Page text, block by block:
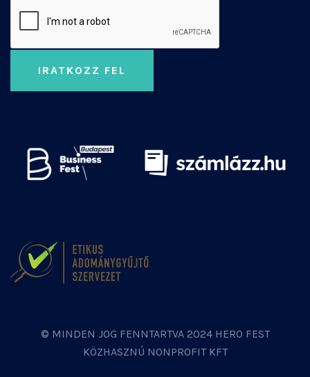
IRATKOZZ FEL
© MINDEN JOG FENNTARTVA 2024 HERO FEST
KÖZHASZNÚ NONPROFIT KFT